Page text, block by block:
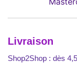
Livraison
Shop2Shop : dès